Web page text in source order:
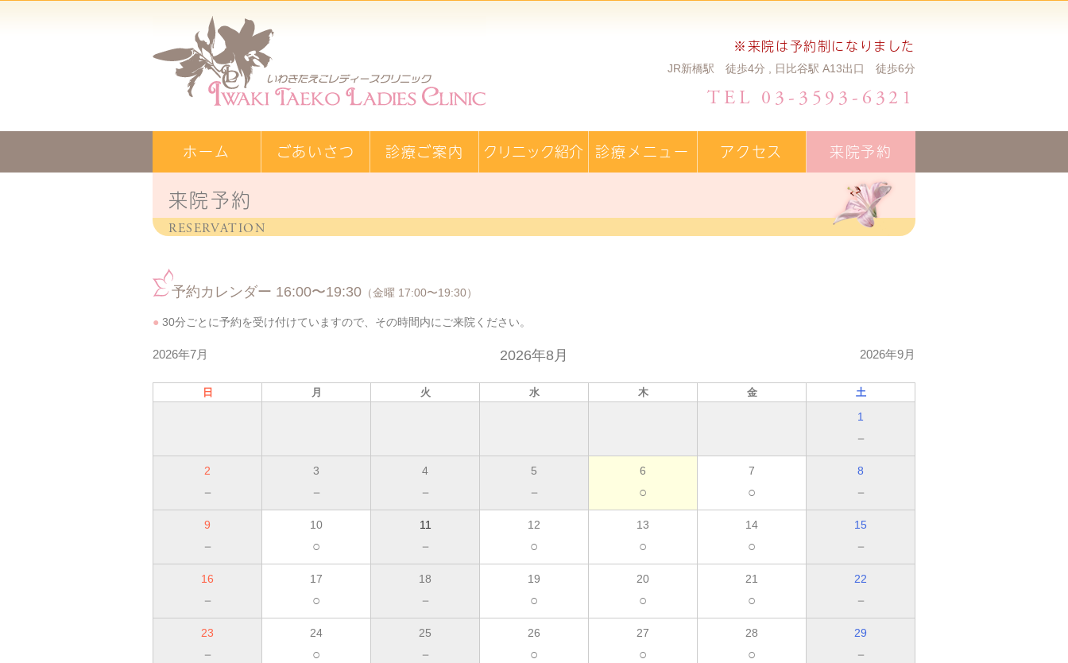
※来院は予約制になりました
JR新橋駅 徒歩4分 , 日比谷駅 A13出口 徒歩6分
TEL 03-3593-6321
ホーム ごあいさつ 診療ご案内 クリニック紹介 診療メニュー アクセス 来院予約
来院予約
RESERVATION
予約カレンダー 16:00〜19:30 （金曜 17:00〜19:30）
● 30分ごとに予約を受け付けていますので、その時間内にご来院ください。
2026年8月
日 月 火 水 木 金 土
1
－
2
－
3
－
4
－
5
－
6
○
7
○
8
－
9
－
10
○
11
－
12
○
13
○
14
○
15
－
16
－
17
○
18
－
19
○
20
○
21
○
22
－
23
－
24
○
25
－
26
○
27
○
28
○
29
－
2026年7月 2026年9月